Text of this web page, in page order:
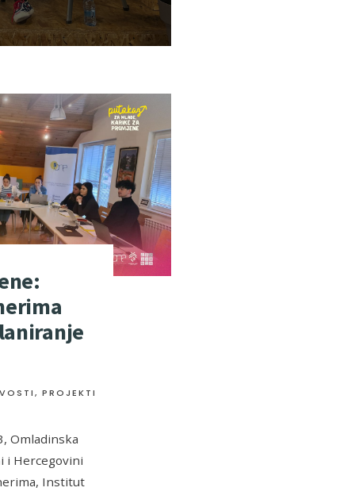
, PROJEKTI
Omladinska
i Hercegovini
Institut